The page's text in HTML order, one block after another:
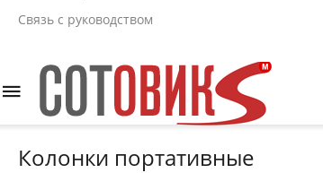
Связь с руководством
Колонки портативные